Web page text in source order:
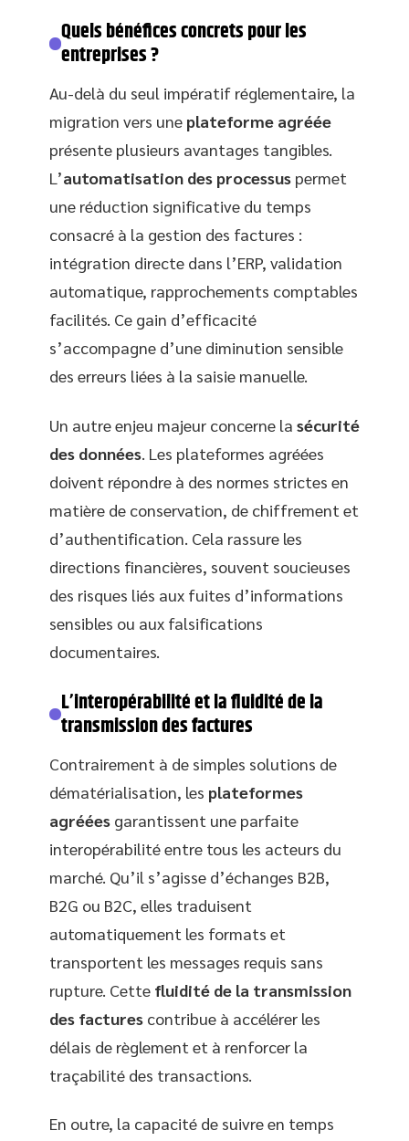
Quels bénéfices concrets pour les
entreprises ?
Au-delà du seul impératif réglementaire, la
migration vers une plateforme agréée
présente plusieurs avantages tangibles.
L’automatisation des processus permet
une réduction significative du temps
consacré à la gestion des factures :
intégration directe dans l’ERP, validation
automatique, rapprochements comptables
facilités. Ce gain d’efficacité
s’accompagne d’une diminution sensible
des erreurs liées à la saisie manuelle.
Un autre enjeu majeur concerne la sécurité
des données . Les plateformes agréées
doivent répondre à des normes strictes en
matière de conservation, de chiffrement et
d’authentification. Cela rassure les
directions financières, souvent soucieuses
des risques liés aux fuites d’informations
sensibles ou aux falsifications
documentaires.
L’interopérabilité et la fluidité de la
transmission des factures
Contrairement à de simples solutions de
dématérialisation, les plateformes
agréées garantissent une parfaite
interopérabilité entre tous les acteurs du
marché. Qu’il s’agisse d’échanges B2B,
B2G ou B2C, elles traduisent
automatiquement les formats et
transportent les messages requis sans
rupture. Cette fluidité de la transmission
des factures contribue à accélérer les
délais de règlement et à renforcer la
traçabilité des transactions.
En outre, la capacité de suivre en temps